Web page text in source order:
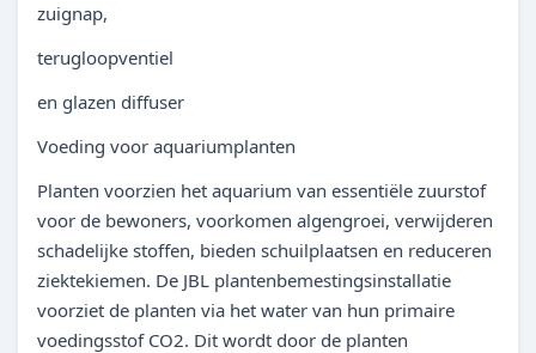
zuignap,
terugloopventiel
en glazen diffuser
Voeding voor aquariumplanten
Planten voorzien het aquarium van essentiële zuurstof
voor de bewoners, voorkomen algengroei, verwijderen
schadelijke stoffen, bieden schuilplaatsen en reduceren
ziektekiemen. De JBL plantenbemestingsinstallatie
voorziet de planten via het water van hun primaire
voedingsstof CO2. Dit wordt door de planten